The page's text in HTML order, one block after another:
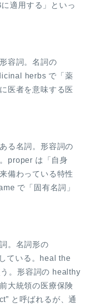
適用する」といっ
容詞。名詞の
herbs で「薬
医者を意味する医
る名詞。形容詞の
proper は「自身
備わっている特性
で「固有名詞」
。名詞形の
ている。heal the
。形容詞の healthy
大統領の医療保険
と呼ばれるが、通